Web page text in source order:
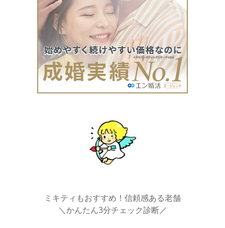
ミキティもおすすめ！信頼感ある老舗
＼かんたん3分チェック診断／